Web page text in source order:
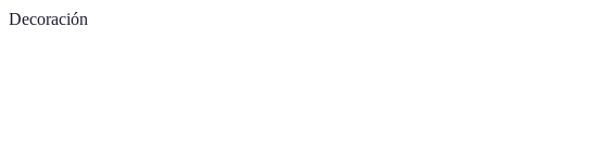
Decoración